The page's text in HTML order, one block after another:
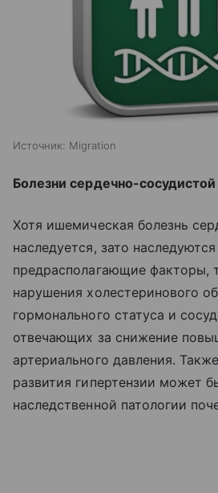
Источник: Migration
Болезни сердечно-
Хотя ишемическая болезнь
наследуется, зато наследуются
предрасполагающие факторы,
нарушения холестеринового
гормонального статуса и
отвечающих за снижение
артериального давления.
развития гипертензии может
наследственной патологии